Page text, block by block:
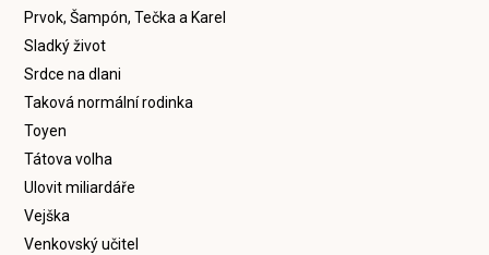
Prvok, Šampón, Tečka a Karel
Sladký život
Srdce na dlani
Taková normální rodinka
Toyen
Tátova volha
Ulovit miliardáře
Vejška
Venkovský učitel